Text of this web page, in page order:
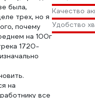
Качество
Удобство
была,
трех, но я
почему
на 100г
1720-
на
все